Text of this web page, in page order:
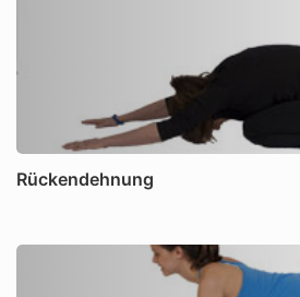
Rückendehnung